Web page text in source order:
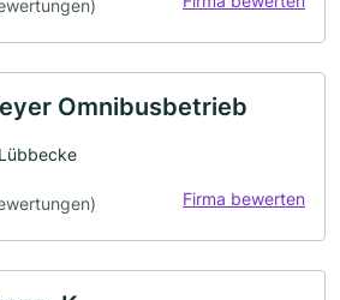
Omnibusbetrieb
Firma bewerten